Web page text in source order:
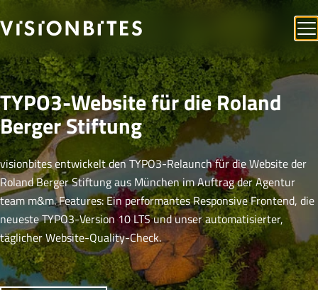
TYPO3-Website für die Roland
Berger Stiftung
visionbites entwickelt den TYPO3-Relaunch für die Website der
Roland Berger Stiftung aus München im Auftrag der Agentur
team m&m. Features: Ein performantes Responsive Frontend, die
neueste TYPO3-Version 10 LTS und unser automatisierter,
täglicher Website-Quality-Check.